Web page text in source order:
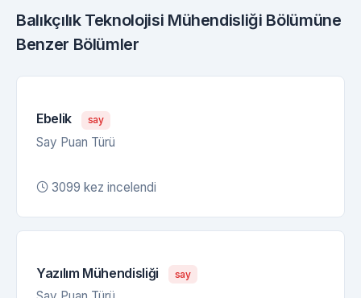
Balıkçılık Teknolojisi Mühendisliği Bölümüne
Benzer Bölümler
Ebelik say
Say Puan Türü
3099 kez incelendi
Yazılım Mühendisliği say